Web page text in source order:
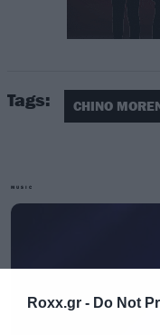
Roxx.gr - Do Not
Εκτός από τον
Crosses
κιθαρίστα των
μπασίστα Chuck
Tags: CHINO
MUSIC